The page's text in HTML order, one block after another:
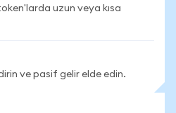
uzun veya kısa
ve pasif gelir elde edin.